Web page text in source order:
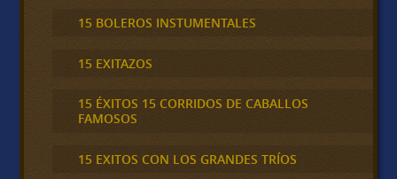
15 BOLEROS INSTUMENTALES
15 EXITAZOS
15 ÉXITOS 15 CORRIDOS DE CABALLOS
FAMOSOS
15 EXITOS CON LOS GRANDES TRÍOS